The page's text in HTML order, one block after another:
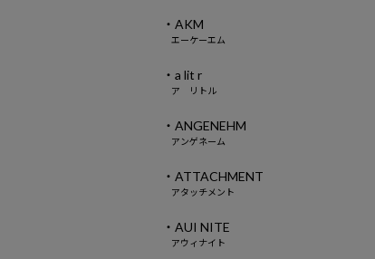
・AKM
エーケーエム
・a lit r
ア リトル
・ANGENEHM
アンゲネーム
・ATTACHMENT
アタッチメント
・AUI NITE
アウィナイト